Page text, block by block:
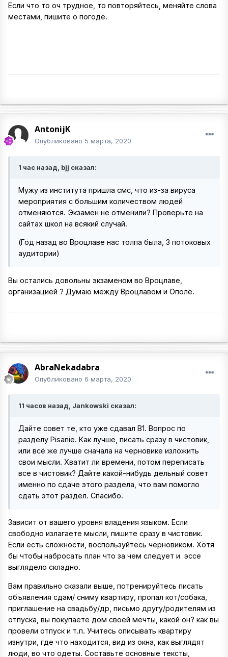
Если что то оч трудное, то повторяйтесь, меняйте слова
местами, пишите о погоде.
AntonijK
Опубликовано 5 марта, 2020
1 час назад, bjj сказал:
Мужу из института пришла смс, что из-за вируса
мероприятия с большим количеством людей
отменяются. Экзамен не отменили? Проверьте на
сайтах школ на всякий случай.
(Год назад во Вроцлаве нас толпа была, 3 потоковых
аудитории)
Вы остались довольны экзаменом во Вроцлаве,
организацией ? Думаю между Вроцлавом и Ополе.
AbraNekadabra
Опубликовано 6 марта, 2020
11 часов назад, Jankowski сказал:
Дайте совет те, кто уже сдавал В1. Вопрос по
разделу Pisanie. Как лучше, писать сразу в чистовик,
или всё же лучше сначала на черновике изложить
свои мысли. Хватит ли времени, потом переписать
все в чистовик? Дайте какой-нибудь дельный совет
именно по сдаче этого раздела, что вам помогло
сдать этот раздел. Спасибо.
Зависит от вашего уровня владения языком. Если
свободно излагаете мысли, пишите сразу в чистовик.
Если есть сложности, воспользуйтесь черновиком. Хотя
бы чтобы набросать план что за чем следует и эссе
выглядело складно.
Вам правильно сказали выше, потренируйтесь писать
объявления сдам/ сниму квартиру, пропал кот/собака,
приглашение на свадьбу/др, письмо другу/родителям из
отпуска, вы покупаете дом своей мечты, какой он? как вы
провели отпуск и т.п. Учитесь описывать квартиру
изнутри, где что находится, вид из окна, как выглядят
люди, во что одеты. Составьте основные тексты,